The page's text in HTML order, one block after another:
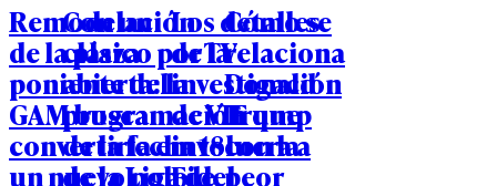
Remodelación
de la plaza
poniente del
GAM busca
convertirla en
un nuevo polo
Con un
clásico por TV
abierta: la
programación
de la fecha 18
de la Liga de
Los detalles
de la
investigación
de VIF que
involucra a
Fidel
Cómo se
relaciona
Donald
Trump
con la
peor